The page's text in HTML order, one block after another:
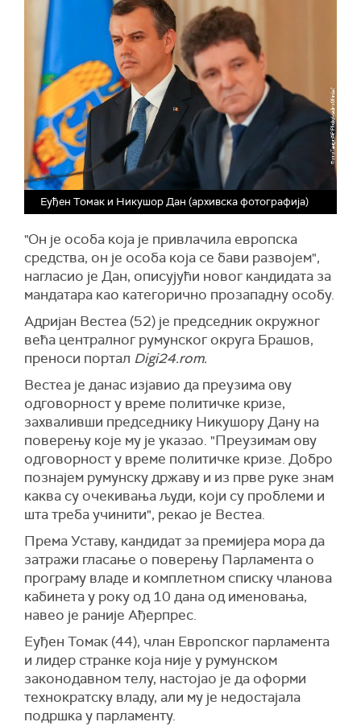
Еуђен Томак и Никушор Дан (архивска фотографија)
"Он је особа која је привлачила европска
средства, он је особа која се бави развојем",
нагласио је Дан, описујући новог кандидата за
мандатара као категорично прозападну особу.
Адријан Вестеа (52) је председник окружног
већа централног румунског округа Брашов,
преноси портал Digi24.rom.
Вестеа је данас изјавио да преузима ову
одговорност у време политичке кризе,
захваливши председнику Никушору Дану на
поверењу које му је указао. "Преузимам ову
одговорност у време политичке кризе. Добро
познајем румунску државу и из прве руке знам
каква су очекивања људи, који су проблеми и
шта треба учинити", рекао је Вестеа.
Према Уставу, кандидат за премијера мора да
затражи гласање о поверењу Парламента о
програму владе и комплетном списку чланова
кабинета у року од 10 дана од именовања,
навео је раније Ађерпрес.
Еуђен Томак (44), члан Европског парламента
и лидер странке која није у румунском
законодавном телу, настојао је да оформи
технократску владу, али му је недостајала
подршка у парламенту.